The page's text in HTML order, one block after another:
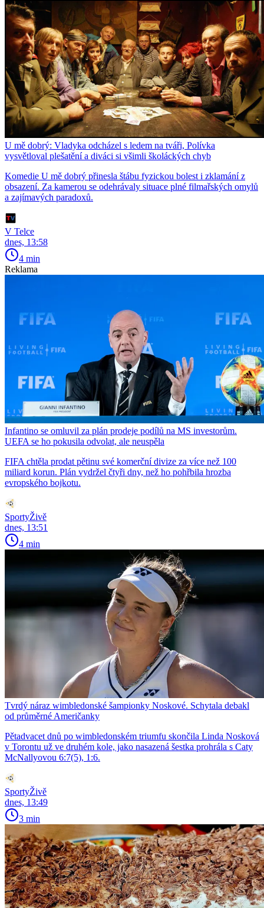
U mě dobrý: Vladyka odcházel s ledem na tváři, Polívka
vysvětloval plešatění a diváci si všimli školáckých chyb
Komedie U mě dobrý přinesla štábu fyzickou bolest i zklamání z
obsazení. Za kamerou se odehrávaly situace plné filmařských omylů
a zajímavých paradoxů.
V Telce
dnes, 13:58
4 min
Reklama
Infantino se omluvil za plán prodeje podílů na MS investorům.
UEFA se ho pokusila odvolat, ale neuspěla
FIFA chtěla prodat pětinu své komerční divize za více než 100
miliard korun. Plán vydržel čtyři dny, než ho pohřbila hrozba
evropského bojkotu.
SportyŽivě
dnes, 13:51
4 min
Tvrdý náraz wimbledonské šampionky Noskové. Schytala debakl
od průměrné Američanky
Pětadvacet dnů po wimbledonském triumfu skončila Linda Nosková
v Torontu už ve druhém kole, jako nasazená šestka prohrála s Caty
McNallyovou 6:7(5), 1:6.
SportyŽivě
dnes, 13:49
3 min